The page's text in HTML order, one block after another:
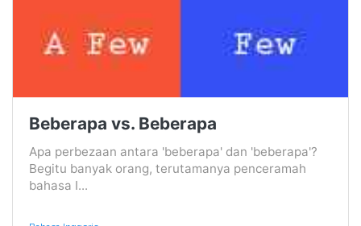
Beberapa vs. Beberapa
Apa perbezaan antara 'beberapa' dan 'beberapa'?
Begitu banyak orang, terutamanya penceramah
bahasa I...